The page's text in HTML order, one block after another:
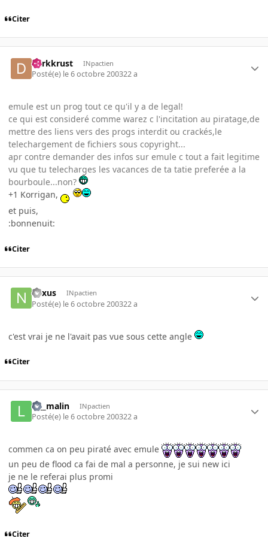
Citer
darkkrust INpactien
Posté(e) le 6 octobre 200322 a
emule est un prog tout ce qu'il y a de legal!
ce qui est consideré comme warez c l'incitation au piratage,de
mettre des liens vers des progs interdit ou crackés,le
telechargement de fichiers sous copyright...
apr contre demander des infos sur emule c tout a fait legitime
vu que tu telecharges les vacances de ta tatie preferée a la
bourboule...non?
+1 Korrigan,
et puis,
:bonnenuit:
Citer
nexus INpactien
Posté(e) le 6 octobre 200322 a
c'est vrai je ne l'avait pas vue sous cette angle
Citer
le__malin INpactien
Posté(e) le 6 octobre 200322 a
commen ca on peu piraté avec emule
un peu de flood ca fai de mal a personne, je sui new ici
je ne le referai plus promi
Citer